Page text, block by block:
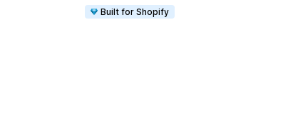
Built for Shopify